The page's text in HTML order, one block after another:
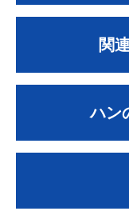
関
ハン